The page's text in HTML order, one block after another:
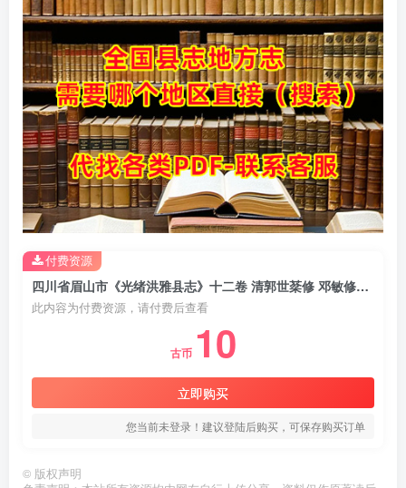
四川省眉山市《光绪洪雅县志》十二卷 清郭世棻修 邓敏修纂PDF电子版地方志下载
此内容为付费资源，请付费后查看
古币 10
立即购买
您当前未登录！建议登陆后购买，可保存购买订单
付费资源
© 版权声明